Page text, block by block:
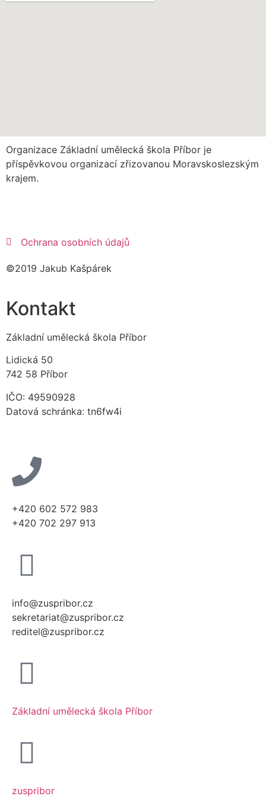
Organizace Základní umělecká škola Příbor je
příspěvkovou organizací zřizovanou Moravskoslezským
krajem.
Ochrana osobních údajů
©2019 Jakub Kašpárek
Kontakt
Základní umělecká škola Příbor
Lidická 50
742 58 Příbor
IČO: 49590928
Datová schránka: tn6fw4i
+420 602 572 983
+420 702 297 913
info@zuspribor.cz
sekretariat@zuspribor.cz
reditel@zuspribor.cz
Základní umělecká škola Příbor
zuspribor